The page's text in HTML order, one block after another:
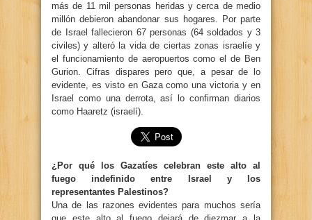
más de 11 mil personas heridas y cerca de medio
millón debieron abandonar sus hogares. Por parte
de Israel fallecieron 67 personas (64 soldados y 3
civiles) y alteró la vida de ciertas zonas israelíe y
el funcionamiento de aeropuertos como el de Ben
Gurion. Cifras dispares pero que, a pesar de lo
evidente, es visto en Gaza como una victoria y en
Israel como una derrota, así lo confirman diarios
como Haaretz (israelí).
¿Por qué los Gazatíes celebran este alto al
fuego indefinido entre Israel y los
representantes Palestinos?
Una de las razones evidentes para muchos sería